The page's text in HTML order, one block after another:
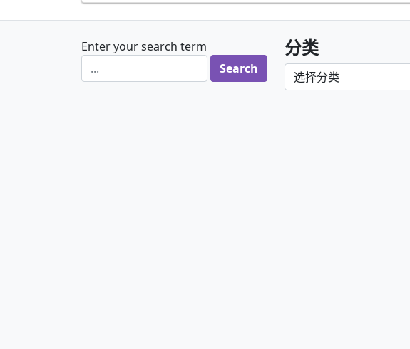
Enter your search term 分类
分类